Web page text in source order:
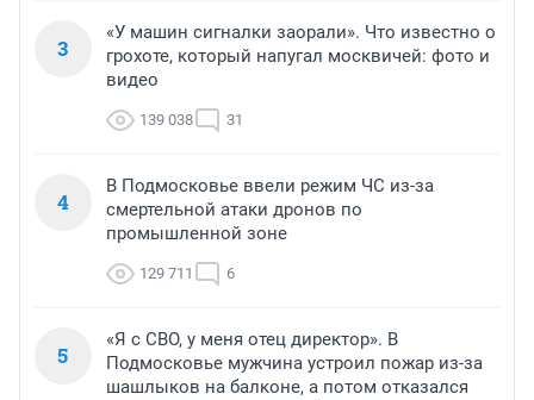
3
«У машин сигналки заорали». Что известно о
грохоте, который напугал москвичей: фото и
видео
139 038 31
4
В Подмосковье ввели режим ЧС из-за
смертельной атаки дронов по
промышленной зоне
129 711 6
5
«Я с СВО, у меня отец директор». В
Подмосковье мужчина устроил пожар из-за
шашлыков на балконе, а потом отказался